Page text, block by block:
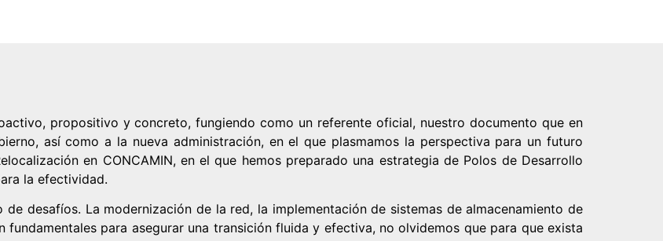
propositivo y concreto, fungiendo como un referente oficial, nuestro documento que en
así como a la nueva administración, en el que plasmamos la perspectiva para un futuro
en CONCAMIN, en el que hemos preparado una estrategia de Polos de Desarrollo
la efectividad.
desafíos. La modernización de la red, la implementación de sistemas de almacenamiento de
para asegurar una transición fluida y efectiva, no olvidemos que para que exista